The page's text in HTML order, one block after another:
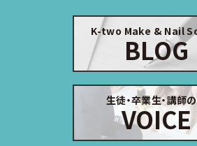
K-two Make & Nail
BLOG
生徒・卒業生・講師
VOICE